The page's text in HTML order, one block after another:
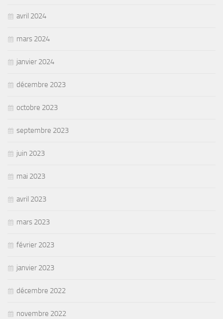
avril 2024
mars 2024
janvier 2024
décembre 2023
octobre 2023
septembre 2023
juin 2023
mai 2023
avril 2023
mars 2023
février 2023
janvier 2023
décembre 2022
novembre 2022